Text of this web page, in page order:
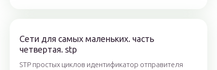
Сети для самых маленьких. часть
четвертая. stp
STP простых циклов идентификатор отправителя